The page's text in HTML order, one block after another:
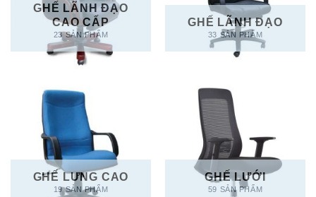
GHẾ LÃNH ĐẠO
CAO CẤP
23 SẢN PHẨM
GHẾ LÃNH ĐẠO
33 SẢN PHẨM
GHẾ LƯNG CAO
19 SẢN PHẨM
GHẾ LƯỚI
59 SẢN PHẨM